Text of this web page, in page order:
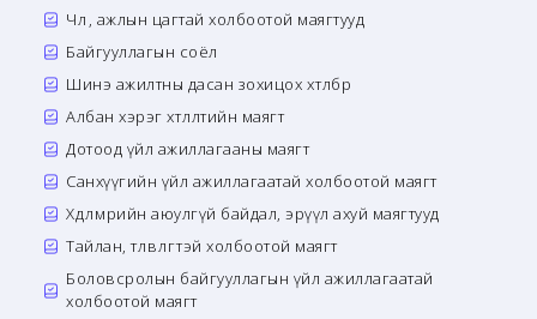
Чөлөө, ажлын цагтай холбоотой маягтууд
Байгууллагын соёл
Шинэ ажилтны дасан зохицох хөтөлбөр
Албан хэрэг хөтлөлтийн маягт
Дотоод үйл ажиллагааны маягт
Санхүүгийн үйл ажиллагаатай холбоотой маягт
Хөдөлмөрийн аюулгүй байдал, эрүүл ахуй маягтууд
Тайлан, төлөвлөгөөтэй холбоотой маягт
Боловсролын байгууллагын үйл ажиллагаатай
холбоотой маягт